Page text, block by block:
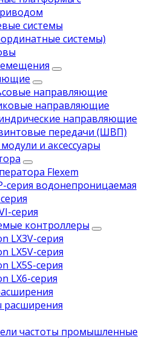
системы
системы)
направляющие
направляющие
направляющие
передачи (ШВП)
и аксессуары
Flexem
серия водонепроницаемая
серия
контроллеры
LX3V-серия
LX5V-серия
LX5S-серия
LX6-серия
расширения
частоты промышленные